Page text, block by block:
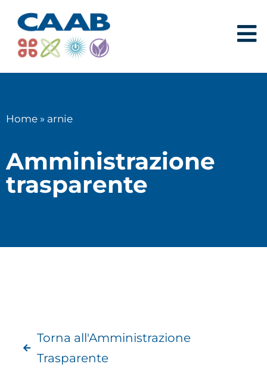
Home » arnie
Amministrazione
trasparente
Torna all'Amministrazione
Trasparente